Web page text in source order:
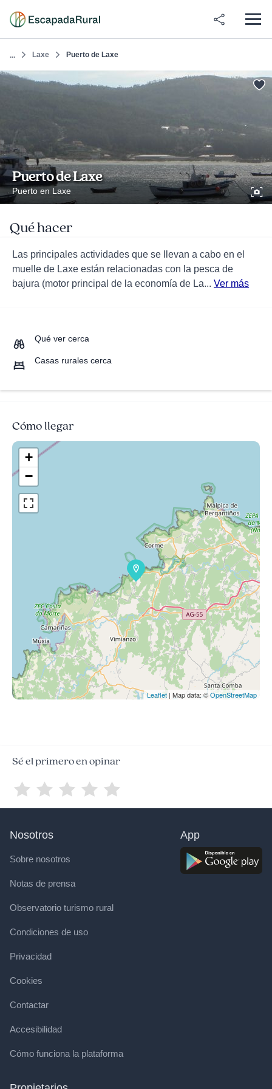
... Laxe Puerto de Laxe
Puerto de Laxe
Puerto en Laxe
Qué hacer
Las principales actividades que se llevan a cabo en el
muelle de Laxe están relacionadas con la pesca de
bajura (motor principal de la economía de La... Ver más
Qué ver cerca
Casas rurales cerca
Cómo llegar
+
−
Leaflet | Map data: ©OpenStreetMap
Sé el primero en opinar
Nosotros
Sobre nosotros
Notas de prensa
Observatorio turismo rural
Condiciones de uso
Privacidad
Cookies
Contactar
Accesibilidad
Cómo funciona la plataforma
App